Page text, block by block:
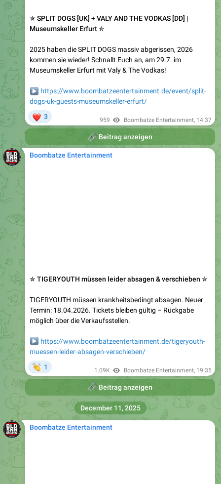
✯ SPLIT DOGS [UK] + VALY AND THE VODKAS [DD] |
Museumskeller Erfurt ✯
2025 haben die SPLIT DOGS massiv abgerissen, 2026
kommen sie wieder! Schnallt Euch an, am 29.7. im
Museumskeller Erfurt mit Valy & The Vodkas!
https://www.boombatzeentertainment.de/event/split-
dogs-uk-guests-museumskeller-erfurt/
3 959 Boombatze Entertainment, 14:37
🔗Beitrag anzeigen
Boombatze Entertainment
✯ TIGERYOUTH müssen leider absagen & verschieben ✯
TIGERYOUTH müssen krankheitsbedingt absagen. Neuer
Termin: 18.04.2026. Tickets bleiben gültig – Rückgabe
möglich über die Verkaufsstellen.
https://www.boombatzeentertainment.de/tigeryouth-
muessen-leider-absagen-verschieben/
1 1.09K Boombatze Entertainment, 19:35
🔗Beitrag anzeigen
Boombatze Entertainment
December 11, 2025